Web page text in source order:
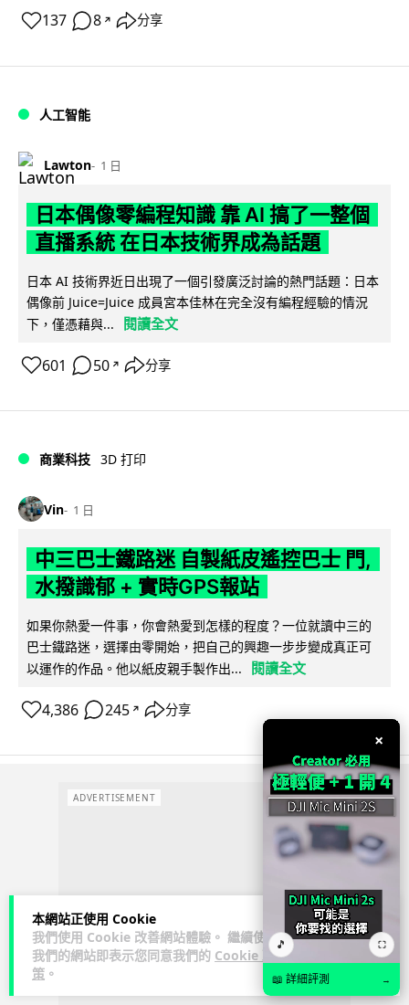
本網站正使用 Cookie
我們使用 Cookie 改善網站體驗。 繼續使用
我們的網站即表示您同意我們的 Cookie 政
策 。
137 8 ↗ 分享
人工智能
Lawton 1 日
日本偶像零編程知識 靠 AI 搞了一整個
直播系統 在日本技術界成為話題
日本 AI 技術界近日出現了一個引發廣泛討論的熱門話題：日本
偶像前 Juice=Juice 成員宮本佳林在完全沒有編程經驗的情況
下，僅憑藉與...
閱讀全文
601 50 ↗ 分享
商業科技 3D 打印
Vin 1 日
中三巴士鐵路迷 自製紙皮遙控巴士 門,
水撥識郁 + 實時GPS報站
如果你熱愛一件事，你會熱愛到怎樣的程度？一位就讀中三的
巴士鐵路迷，選擇由零開始，把自己的興趣一步步變成真正可
以運作的作品。他以紙皮親手製作出...
閱讀全文
4,386 245 ↗ 分享
ADVERTISEMENT
×
🎵 ⛶
📖 詳細評測 →